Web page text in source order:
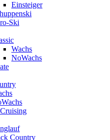
Einsteiger
Ski
Wachs
NoWachs
Country